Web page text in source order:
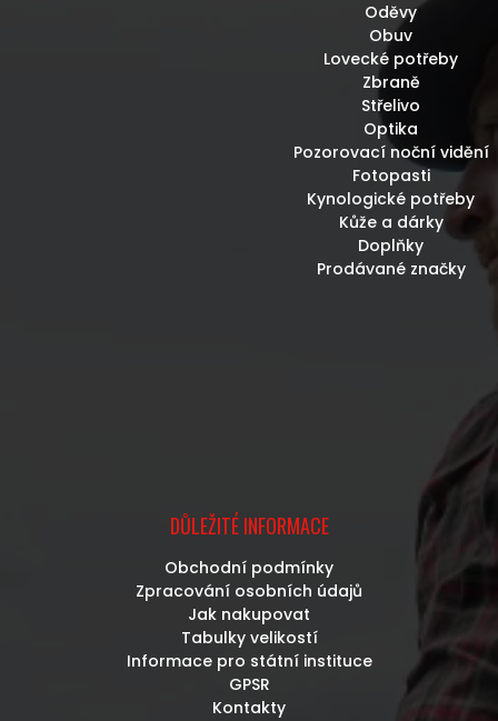
Oděvy
Obuv
Lovecké potřeby
Zbraně
Střelivo
Optika
Pozorovací noční vidění
Fotopasti
Kynologické potřeby
Kůže a dárky
Doplňky
Prodávané značky
DŮLEŽITÉ INFORMACE
Obchodní podmínky
Zpracování osobních údajů
Jak nakupovat
Tabulky velikostí
Informace pro státní instituce
GPSR
Kontakty